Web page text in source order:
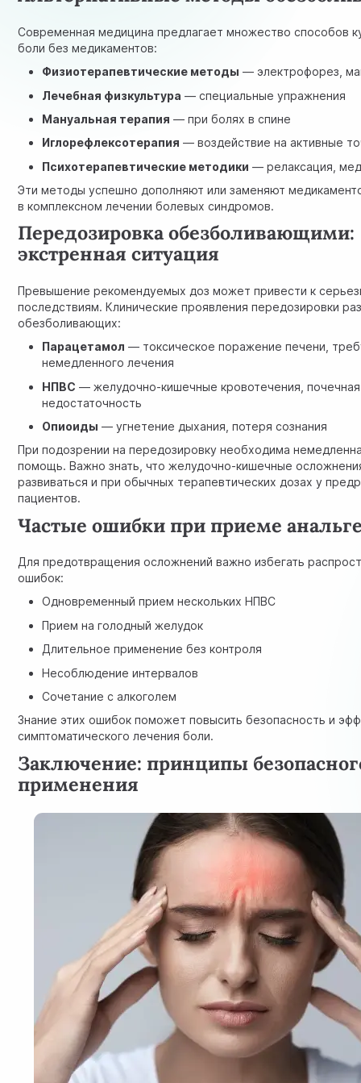
Современная медицина предлагает множество способов
боли без медикаментов:
Физиотерапевтические методы — электрофорез,
Лечебная физкультура — специальные упражнения
Мануальная терапия — при болях в спине
Иглорефлексотерапия — воздействие на активные
Психотерапевтические методики — релаксация,
Эти методы успешно дополняют или заменяют
в комплексном лечении болевых синдромов.
Передозировка обезболивающими:
экстренная ситуация
Превышение рекомендуемых доз может привести к
последствиям. Клинические проявления передозировки
обезболивающих:
Парацетамол — токсическое поражение печени,
немедленного лечения
НПВС — желудочно-кишечные кровотечения, почечная
недостаточность
Опиоиды — угнетение дыхания, потеря сознания
При подозрении на передозировку необходима
помощь. Важно знать, что желудочно-кишечные
развиваться и при обычных терапевтических дозах у
пациентов.
Частые ошибки при приеме
Для предотвращения осложнений важно избегать
ошибок:
Одновременный прием нескольких НПВС
Прием на голодный желудок
Длительное применение без контроля
Несоблюдение интервалов
Сочетание с алкоголем
Знание этих ошибок поможет повысить безопасность и
симптоматического лечения боли.
Заключение: принципы
применения